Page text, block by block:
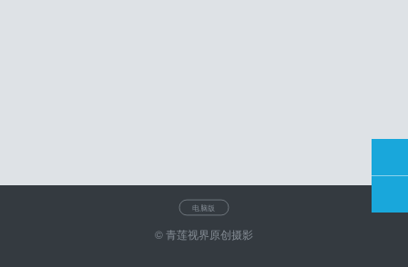
电脑版
© 青莲视界原创摄影